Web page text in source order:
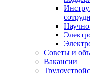
Советы и
Вакансии